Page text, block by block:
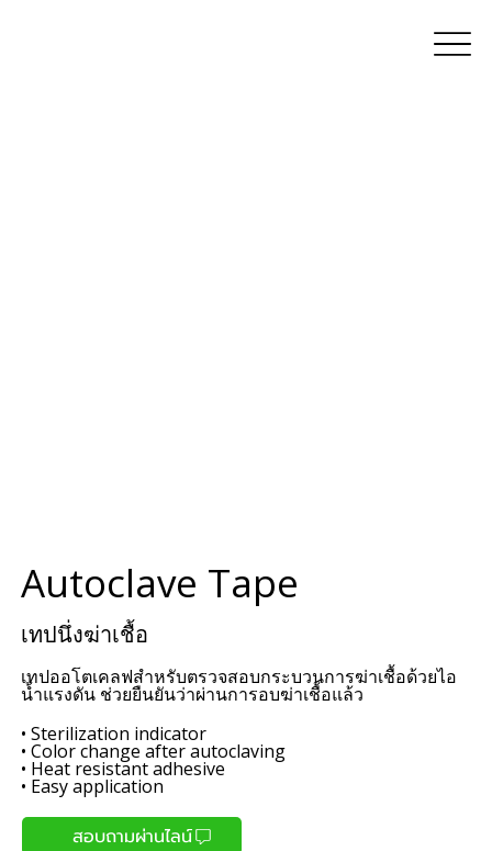
Autoclave Tape
เทปนึ่งฆ่าเชื้อ
เทปออโตเคลฟสำหรับตรวจสอบกระบวนการฆ่าเชื้อด้วยไอ
น้ำแรงดัน ช่วยยืนยันว่าผ่านการอบฆ่าเชื้อแล้ว
• Sterilization indicator
• Color change after autoclaving
• Heat resistant adhesive
• Easy application
สอบถามผ่านไลน์